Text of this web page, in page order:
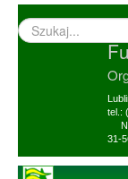
Wyszukiwarka
–
tel.:
Nr
31-